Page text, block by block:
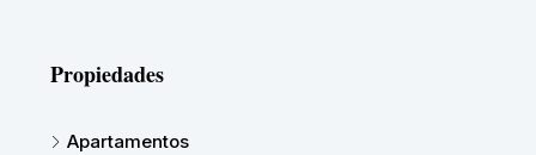
Propiedades
Apartamentos